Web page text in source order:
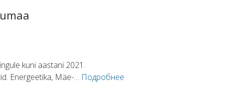
kuni aastani 2021.
Energeetika, Mäe-… Подробнее